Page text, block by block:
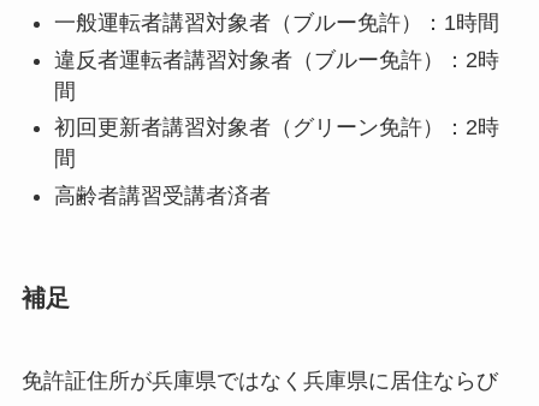
一般運転者講習対象者（ブルー免許）：1時間
違反者運転者講習対象者（ブルー免許）：2時
間
初回更新者講習対象者（グリーン免許）：2時
間
高齢者講習受講者済者
補足
免許証住所が兵庫県ではなく兵庫県に居住ならび